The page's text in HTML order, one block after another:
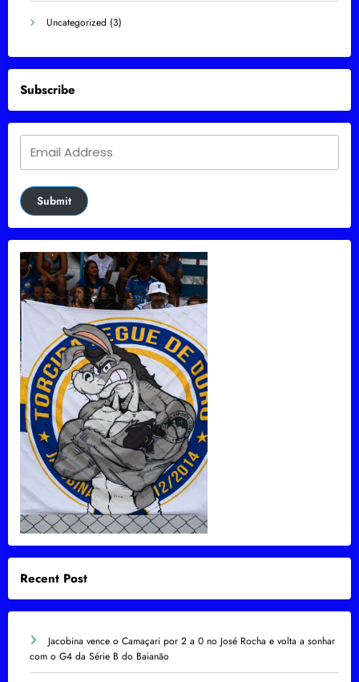
Uncategorized (3)
Subscribe
Submit
Recent Post
Jacobina vence o Camaçari por 2 a 0 no José Rocha e volta a sonhar
com o G4 da Série B do Baianão